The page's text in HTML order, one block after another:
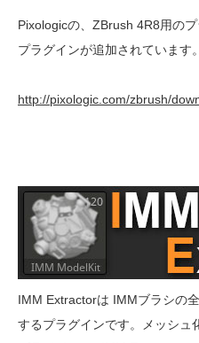
Pixologicの、ZBrush 4R8用の
プラグインが追加されています。
http://pixologic.com/zbrush/
IMM Extractorは IMMブラシの
するプラグインです。メッシュ